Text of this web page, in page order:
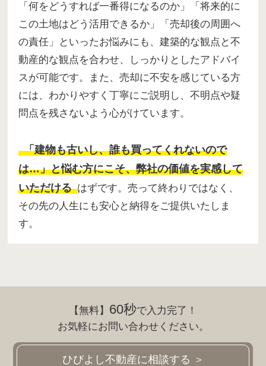
「何をどうすれば一番得になるのか」「将来的に
この土地はどう活用できるか」「売却後の周囲へ
の責任」といったお悩みにも、建築的な観点と不
動産的な観点を合わせ、しっかりとしたアドバイ
スが可能です。また、売却に不安を感じている方
には、わかりやすく丁寧にご説明し、不明点や疑
問点を残さないよう心がけています。
「建物も古いし、誰も買ってくれないので
は…」と悩む方にこそ、弊社の価値を実感して
いただける はずです。売って終わりではなく、
その先の人生にも安心と納得をご提供いたしま
す。
【無料】 60秒で入力完了！
お気軽にお問い合わせください。
ひびよし不動産に相談する ＞